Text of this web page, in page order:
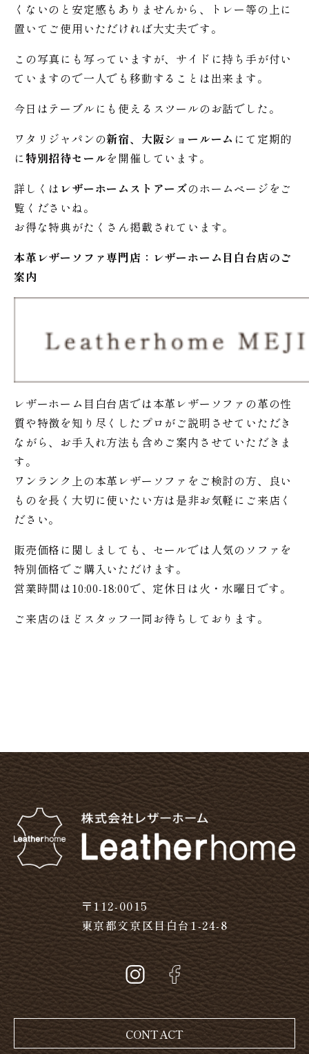
くないのと安定感もありませんから、トレー等の上に
置いてご使用いただければ大丈夫です。
この写真にも写っていますが、サイドに持ち手が付い
ていますので一人でも移動することは出来ます。
今日はテーブルにも使えるスツールのお話でした。
ワタリジャパンの新宿、大阪ショールーム にて定期的
に特別招待セールを開催しています。
詳しくは レザーホームストアーズのホームページをご
覧くださいね。
お得な特典がたくさん掲載されています。
本革レザーソファ専門店：レザーホーム 目白台店のご
案内
レザーホーム目白台店では本革レザーソファの革の性
質や特徴を知り尽くしたプロがご説明させていただき
ながら、お手入れ方法も含めご案内させていただきま
す。
ワンランク上の本革レザーソファをご検討の方、良い
ものを長く大切に使いたい方は是非お気軽にご来店く
ださい。
販売価格に関しましても、セールでは人気のソファを
特別価格でご購入いただけます。
営業時間は10:00-18:00で、定休日は火・水曜日です。
ご来店のほどスタッフ一同お待ちしております。
〒112-0015
東京都文京区目白台1-24-8
CONTACT